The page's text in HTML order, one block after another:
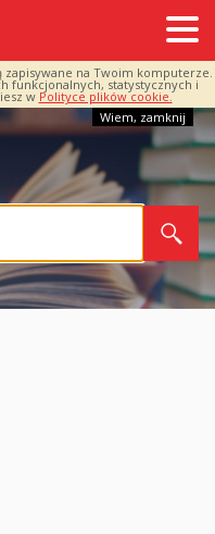
na Twoim komputerze.
funkcjonalnych, statystycznych i
w Polityce plików cookie.
Wiem, zamknij